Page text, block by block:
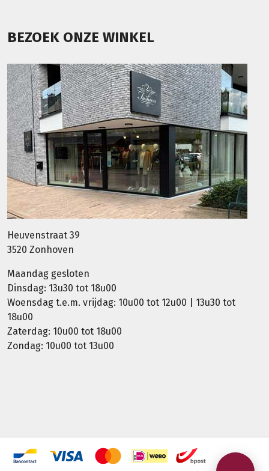
BEZOEK ONZE WINKEL
Heuvenstraat 39
3520 Zonhoven
Maandag gesloten
Dinsdag: 13u30 tot 18u00
Woensdag t.e.m. vrijdag: 10u00 tot 12u00 | 13u30 tot
18u00
Zaterdag: 10u00 tot 18u00
Zondag: 10u00 tot 13u00